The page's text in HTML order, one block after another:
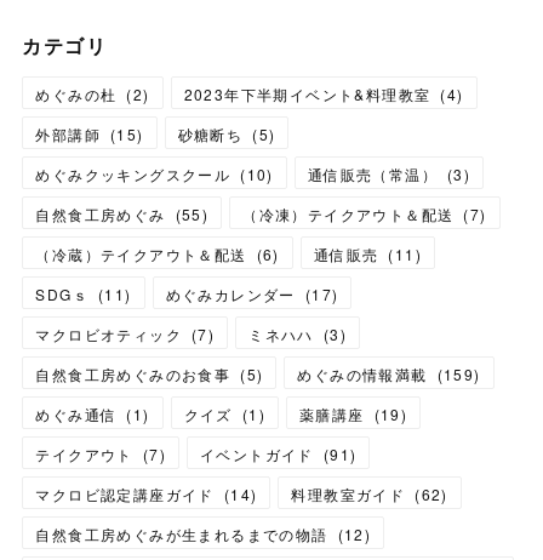
カテゴリ
めぐみの杜 (2) 2023年下半期イベント&料理教室 (4)
外部講師 (15) 砂糖断ち (5)
めぐみクッキングスクール (10) 通信販売（常温） (3)
自然食工房めぐみ
(55) （冷凍）テイクアウト＆配送 (7)
（冷蔵）テイクアウト＆配送
(6) 通信販売 (11 )
SDGｓ
(11) めぐみカレンダー (17)
マクロビオティック
(7) ミネハハ (3)
自然食工房めぐみのお食事 (5) めぐみの情報満載 (159)
めぐみ通信
(1) クイズ (1 ) 薬膳講座 (19)
テイクアウト
(7) イベントガイド (91)
マクロビ認定講座ガイド
(14) 料理教室ガイド (62)
自然食工房めぐみが生まれるまでの物語
(12)